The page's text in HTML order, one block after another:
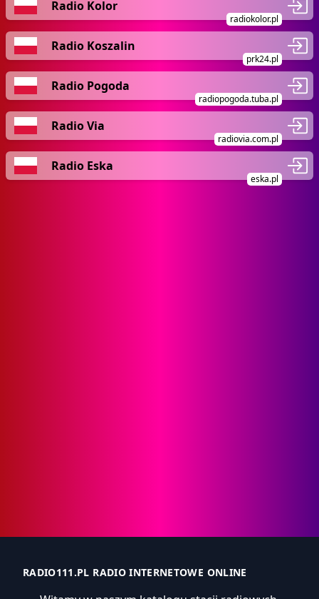
Radio Kolor
radiokolor.pl
Radio Koszalin
prk24.pl
Radio Pogoda
radiopogoda.tuba.pl
Radio Via
radiovia.com.pl
Radio Eska
eska.pl
RADIO111.PL RADIO INTERNETOWE ONLINE